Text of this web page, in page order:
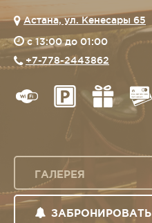
Астана, ул. Кенесары 65
c 13:00 до 01:00
+7-778-2443862
ГАЛЕРЕЯ
ЗАБРОНИРОВАТЬ